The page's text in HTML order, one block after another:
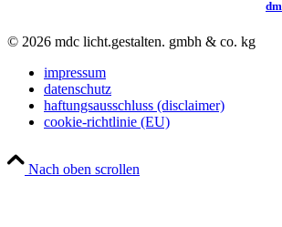
© 2026 mdc licht.gestalten. gmbh & co. kg
impressum
datenschutz
haftungsausschluss (disclaimer)
cookie-richtlinie (EU)
Nach oben scrollen